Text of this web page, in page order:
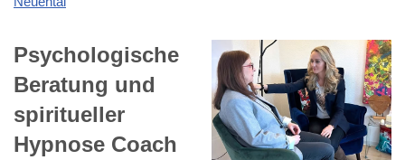
Psychologische
Beratung und
spiritueller
Hypnose Coach